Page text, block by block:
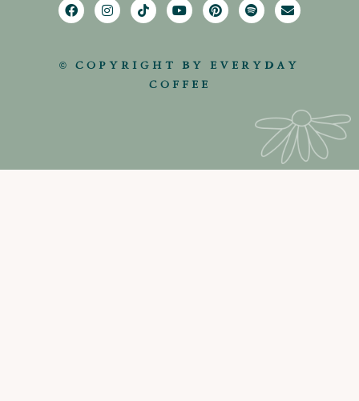
© COPYRIGHT BY EVERYDAY
COFFEE